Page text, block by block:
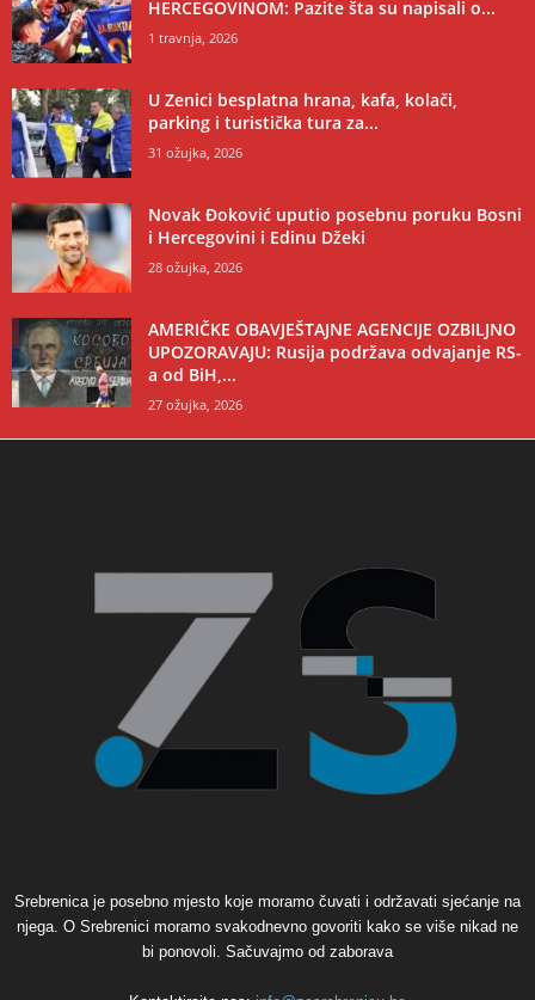
HERCEGOVINOM: Pazite šta su napisali o...
1 travnja, 2026
U Zenici besplatna hrana, kafa, kolači,
parking i turistička tura za...
31 ožujka, 2026
Novak Đoković uputio posebnu poruku Bosni
i Hercegovini i Edinu Džeki
28 ožujka, 2026
AMERIČKE OBAVJEŠTAJNE AGENCIJE OZBILJNO
UPOZORAVAJU: Rusija podržava odvajanje RS-
a od BiH,...
27 ožujka, 2026
Srebrenica je posebno mjesto koje moramo čuvati i održavati sjećanje na
njega. O Srebrenici moramo svakodnevno govoriti kako se više nikad ne
bi ponovoli. Sačuvajmo od zaborava